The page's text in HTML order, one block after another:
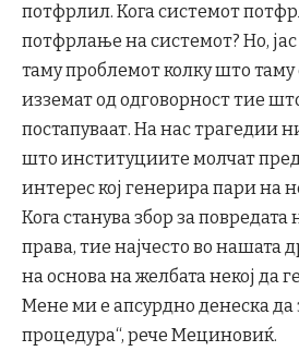
потфрлил. Кога системот
потфрлање на системот? Но,
таму проблемот колку што таму
изземат од одговорност тие
постапуваат. На нас трагедии
што институциите молчат
интерес кој генерира пари на
Кога станува збор за повредата
права, тие најчесто во нашата
на основа на желбата некој да
Мене ми е апсурдно денеска да
процедура“, рече Мециновиќ.